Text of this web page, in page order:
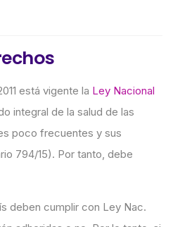
está vigente la Ley Nacional
integral de la salud de las
poco frecuentes y sus
794/15). Por tanto, debe
deben cumplir con Ley Nac.